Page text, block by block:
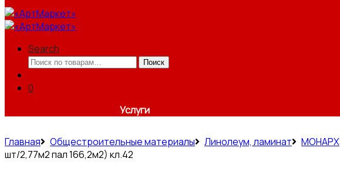
Search
Искать:
Поиск
0
Услуги
Главная Общестроительные материалы Линолеум, ламинат МОНАРХ
шт/2,77м2 пал 166,2м2) кл.42